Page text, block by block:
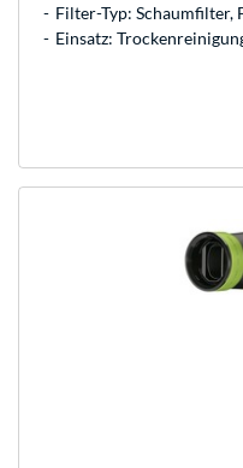
Filter-Typ: Schaumfilter,
Einsatz: